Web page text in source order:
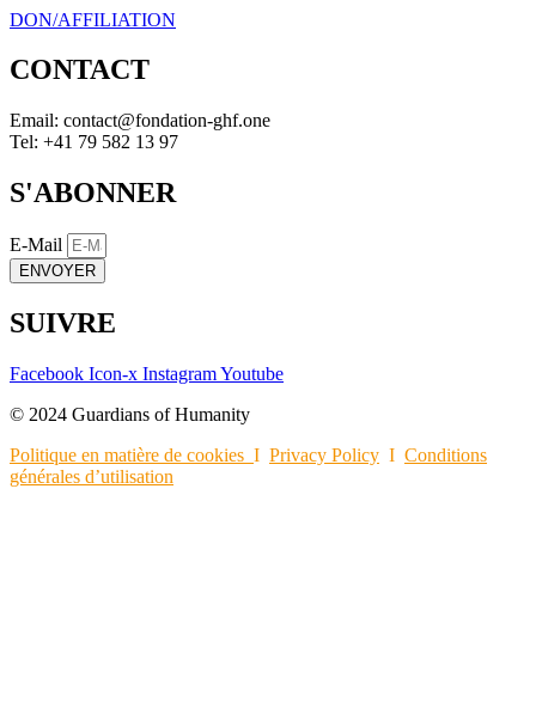
DON/AFFILIATION
CONTACT
Email: eno.fhg-noitadnof@tcatnoc
Tel: +41 79 582 13 97
S'ABONNER
E-Mail
ENVOYER
SUIVRE
Facebook Icon-x InstagramYoutube
© 2024 Guardians of Humanity
Politique en matière de cookies I Privacy Policy I Conditions
générales d’utilisation